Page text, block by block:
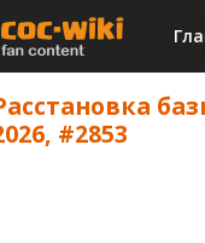
#2853